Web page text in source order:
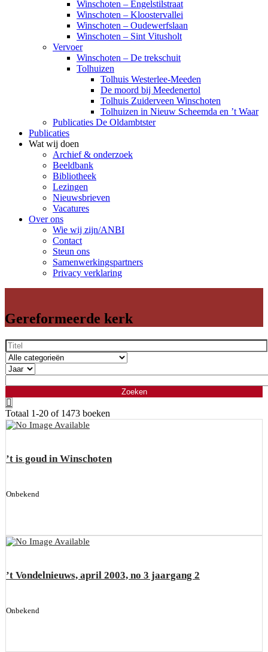
Winschoten – Engelstilstraat
Winschoten – Kloostervallei
Winschoten – Oudewerfslaan
Winschoten – Sint Vitusholt
Vervoer
Winschoten – De trekschuit
Tolhuizen
Tolhuis Westerlee-Meeden
De moord bij Meedenertol
Tolhuis Zuiderveen Winschoten
Tolhuizen in Nieuw Scheemda en ’t Waar
Publicaties De Oldambtster
Publicaties
Wat wij doen
Archief & onderzoek
Beeldbank
Bibliotheek
Lezingen
Nieuwsbrieven
Vacatures
Over ons
Wie wij zijn/ANBI
Contact
Steun ons
Samenwerkingspartners
Privacy verklaring
Gereformeerde kerk
Totaal 1-20 of 1473 boeken
’t is goud in Winschoten
Onbekend
’t Vondelnieuws, april 2003, no 3 jaargang 2
Onbekend